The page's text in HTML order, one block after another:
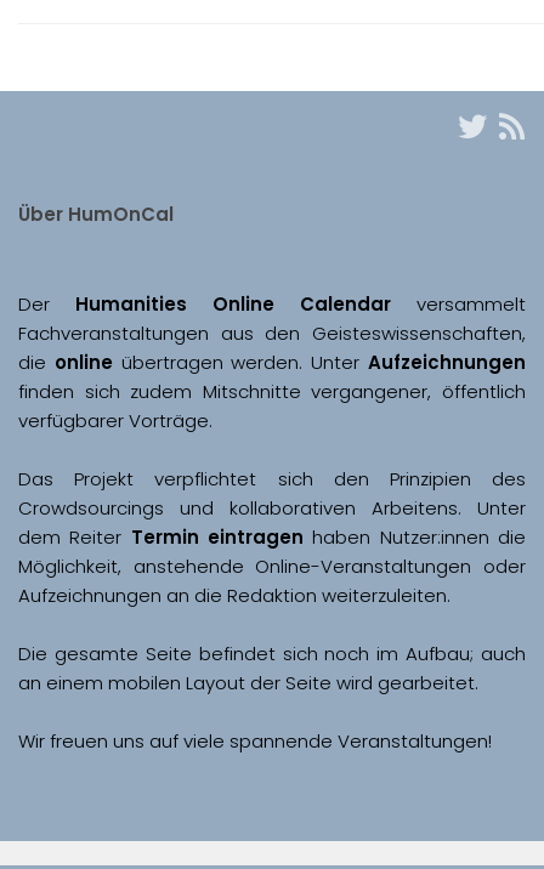
Über HumOnCal
Der Humanities Online Calendar versammelt
Fachveranstaltungen aus den Geisteswissenschaften,
die online übertragen werden. Unter Aufzeichnungen
finden sich zudem Mitschnitte vergangener, öffentlich
Das Projekt verpflichtet sich den Prinzipien des
Crowdsourcings und kollaborativen Arbeitens. Unter
dem Reiter Termin eintragen haben Nutzer:innen die
Möglichkeit, anstehende Online-Veranstaltungen oder
Aufzeichnungen an die Redaktion weiterzuleiten.
Die gesamte Seite befindet sich noch im Aufbau; auch
Wir freuen uns auf viele spannende Veranstaltungen!